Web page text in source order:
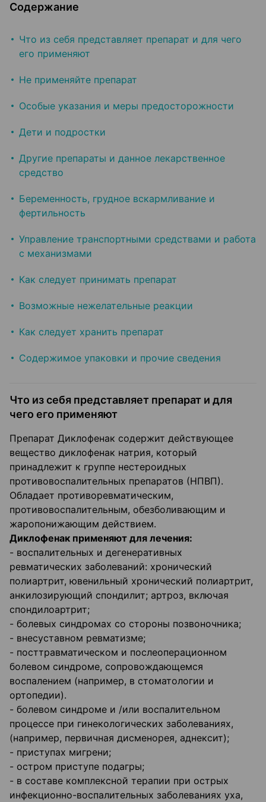
Содержание
Что из себя представляет препарат и для чего
его применяют
Не применяйте препарат
Особые указания и меры предосторожности
Дети и подростки
Другие препараты и данное лекарственное
средство
Беременность, грудное вскармливание и
фертильность
Управление транспортными средствами и работа
с механизмами
Как следует принимать препарат
Возможные нежелательные реакции
Как следует хранить препарат
Содержимое упаковки и прочие сведения
Что из себя представляет препарат и для
чего его применяют
Препарат Диклофенак содержит действующее
вещество диклофенак натрия, который
принадлежит к группе нестероидных
противовоспалительных препаратов (НПВП).
Обладает противоревматическим,
противовоспалительным, обезболивающим и
жаропонижающим действием.
Диклофенак применяют для лечения:
- воспалительных и дегенеративных
ревматических заболеваний: хронический
полиартрит, ювенильный хронический полиартрит,
анкилозирующий спондилит; артроз, включая
спондилоартрит;
- болевых синдромах со стороны позвоночника;
- внесуставном ревматизме;
- посттравматическом и послеоперационном
болевом синдроме, сопровождающемся
воспалением (например, в стоматологии и
ортопедии).
- болевом синдроме и /или воспалительном
процессе при гинекологических заболеваниях,
(например, первичная дисменорея, аднексит);
- приступах мигрени;
- остром приступе подагры;
- в составе комплексной терапии при острых
инфекционно-воспалительных заболеваниях уха,